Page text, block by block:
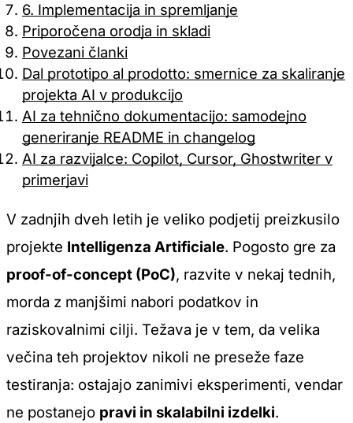
6. Implementacija in spremljanje
Priporočena orodja in skladi
Povezani članki
Dal prototipo al prodotto: smernice za skaliranje
projekta AI v produkcijo
AI za tehnično dokumentacijo: samodejno
generiranje README in changelog
AI za razvijalce: Copilot, Cursor, Ghostwriter v
primerjavi
V zadnjih dveh letih je veliko podjetij preizkusilo
projekte Intelligenza Artificiale. Pogosto gre za
proof-of-concept (PoC), razvite v nekaj tednih,
morda z manjšimi nabori podatkov in
raziskovalnimi cilji. Težava je v tem, da velika
večina teh projektov nikoli ne preseže faze
testiranja: ostajajo zanimivi eksperimenti, vendar
ne postanejo pravi in skalabilni izdelki.